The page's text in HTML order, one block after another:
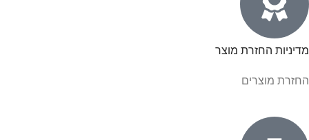
מדיניות החזרת מוצר
החזרת מוצרים